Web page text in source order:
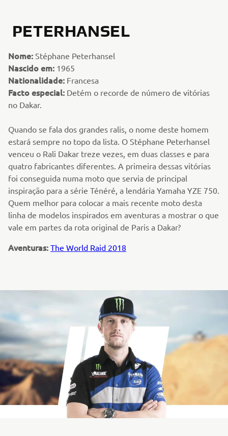
PETERHANSEL
Nome: Stéphane Peterhansel
Nascido em: 1965
Nationalidade: Francesa
Facto especial: Detém o recorde de número de vitórias
no Dakar.
Quando se fala dos grandes ralis, o nome deste homem
estará sempre no topo da lista. O Stéphane Peterhansel
venceu o Rali Dakar treze vezes, em duas classes e para
quatro fabricantes diferentes. A primeira dessas vitórias
foi conseguida numa moto que servia de principal
inspiração para a série Ténéré, a lendária Yamaha YZE 750.
Quem melhor para colocar a mais recente moto desta
linha de modelos inspirados em aventuras a mostrar o que
vale em partes da rota original de Paris a Dakar?
Aventuras: The World Raid 2018